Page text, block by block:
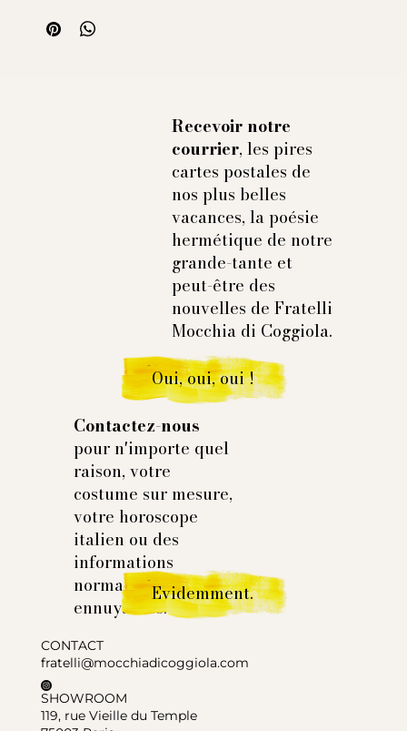
un large col Massimiliano (comme le nom de notre
fondateur bien aimé) de 9 cm.
Recevoir notre
courrier, les pires
cartes postales de
nos plus belles
vacances, la poésie
hermétique de notre
grande-tante et
peut-être des
nouvelles de Fratelli
Mocchia di Coggiola.
Contactez-nous
pour n'importe quel
raison, votre
costume sur mesure,
votre horoscope
italien ou des
informations
normales et
ennuyantes.
Oui, oui, oui !
Evidemment.
CONTACT
fratelli@mocchiadicoggiola.com
SHOWROOM
119, rue Vieille du Temple